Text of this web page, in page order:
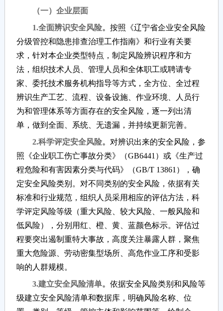
（一）企业层面
1.全面辨识安全风险。 按照《辽宁省企业安全风险
分级管控和隐患排查治理工作指南》和行业有关要
求，针对本企业类型特点，制定风险辨识程序和方
法，组织技术人员、管理人员和全体职工或聘请专
家、委托技术服务机构指导等方式，全方位、全过程
辨识生产工艺、流程、设备设施、作业环境、人员行
为和管理体系等方面存在的安全风险，逐一列出清
单，做到全面、系统、无遗漏，并持续更新完善。
2.科学评定安全风险。 对辨识出来的安全风险，参
照《企业职工伤亡事故分类》（GB6441）或《生产过
程危险和有害因素分类与代码》（GB/T 13861），确
定安全风险类别。对不同类别的安全风险，依据有关
标准和行业规范，组织人员采用相应的评估方法，科
学评定风险等级（重大风险、较大风险、一般风险和
低风险），分别用红、橙、黄、蓝颜色标示。评估过
程要突出遏制重特大事故，高度关注暴露人群，聚焦
重大危险源、劳动密集型场所、高危作业工序和受影
响的人群规模。
3.建立安全风险清单。 依据安全风险类别和风险等
级建立安全风险清单和数据库，明确风险名称、位